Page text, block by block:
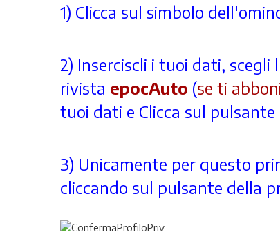
1) Clicca sul simbolo
2) Inserciscli i tuoi dati, scegli
rivista epocAuto (se ti
tuoi dati e Clicca sul pulsante
3) Unicamente per questo
cliccando sul pulsante della